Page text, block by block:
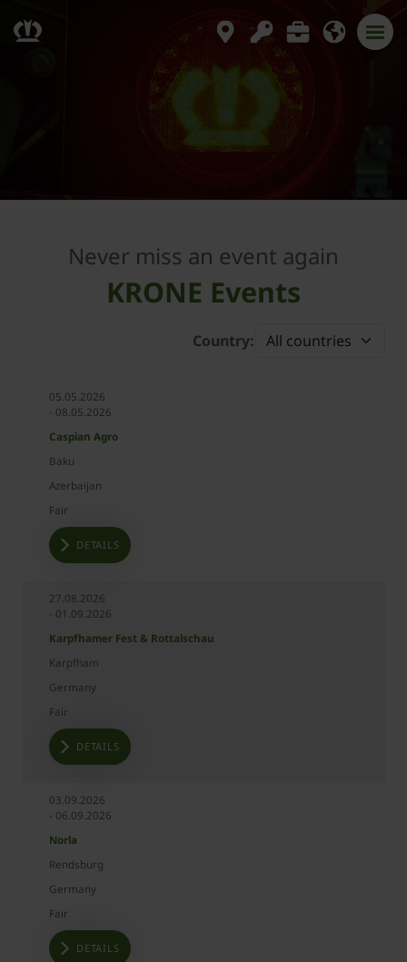
Never miss an event again
KRONE Events
Country:
Date
05.05.2026
- 08.05.2026
Caspian Agro
Baku
Azerbaijan
Fair
DETAILS
27.08.2026
- 01.09.2026
Karpfhamer Fest & Rottalschau
Karpfham
Germany
Fair
DETAILS
03.09.2026
- 06.09.2026
Norla
Rendsburg
Germany
Fair
DETAILS